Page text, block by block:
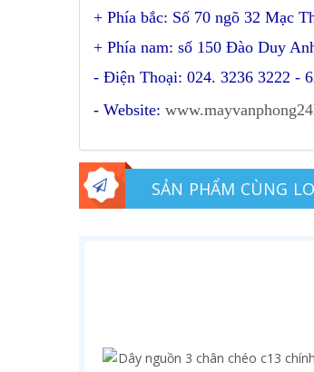
+ Phía bắc: Số 70 ngõ 32 Mạc
+ Phía nam: số 150 Đào Duy
- Điện Thoại: 024. 3236 3222 -
- Website:
SẢN PHẨM CÙNG